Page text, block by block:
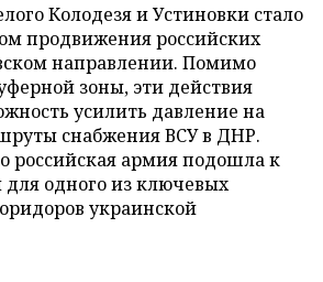
Колодезя и Устиновки стало
продвижения российских
направлении. Помимо
зоны, эти действия
усилить давление на
снабжения ВСУ в ДНР.
российская армия подошла к
для одного из ключевых
украинской